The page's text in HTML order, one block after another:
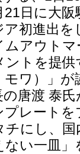
日に大
初進出
ムアウト
トを提
モワ）」
唐渡 泰
レート
にし、
ない一皿